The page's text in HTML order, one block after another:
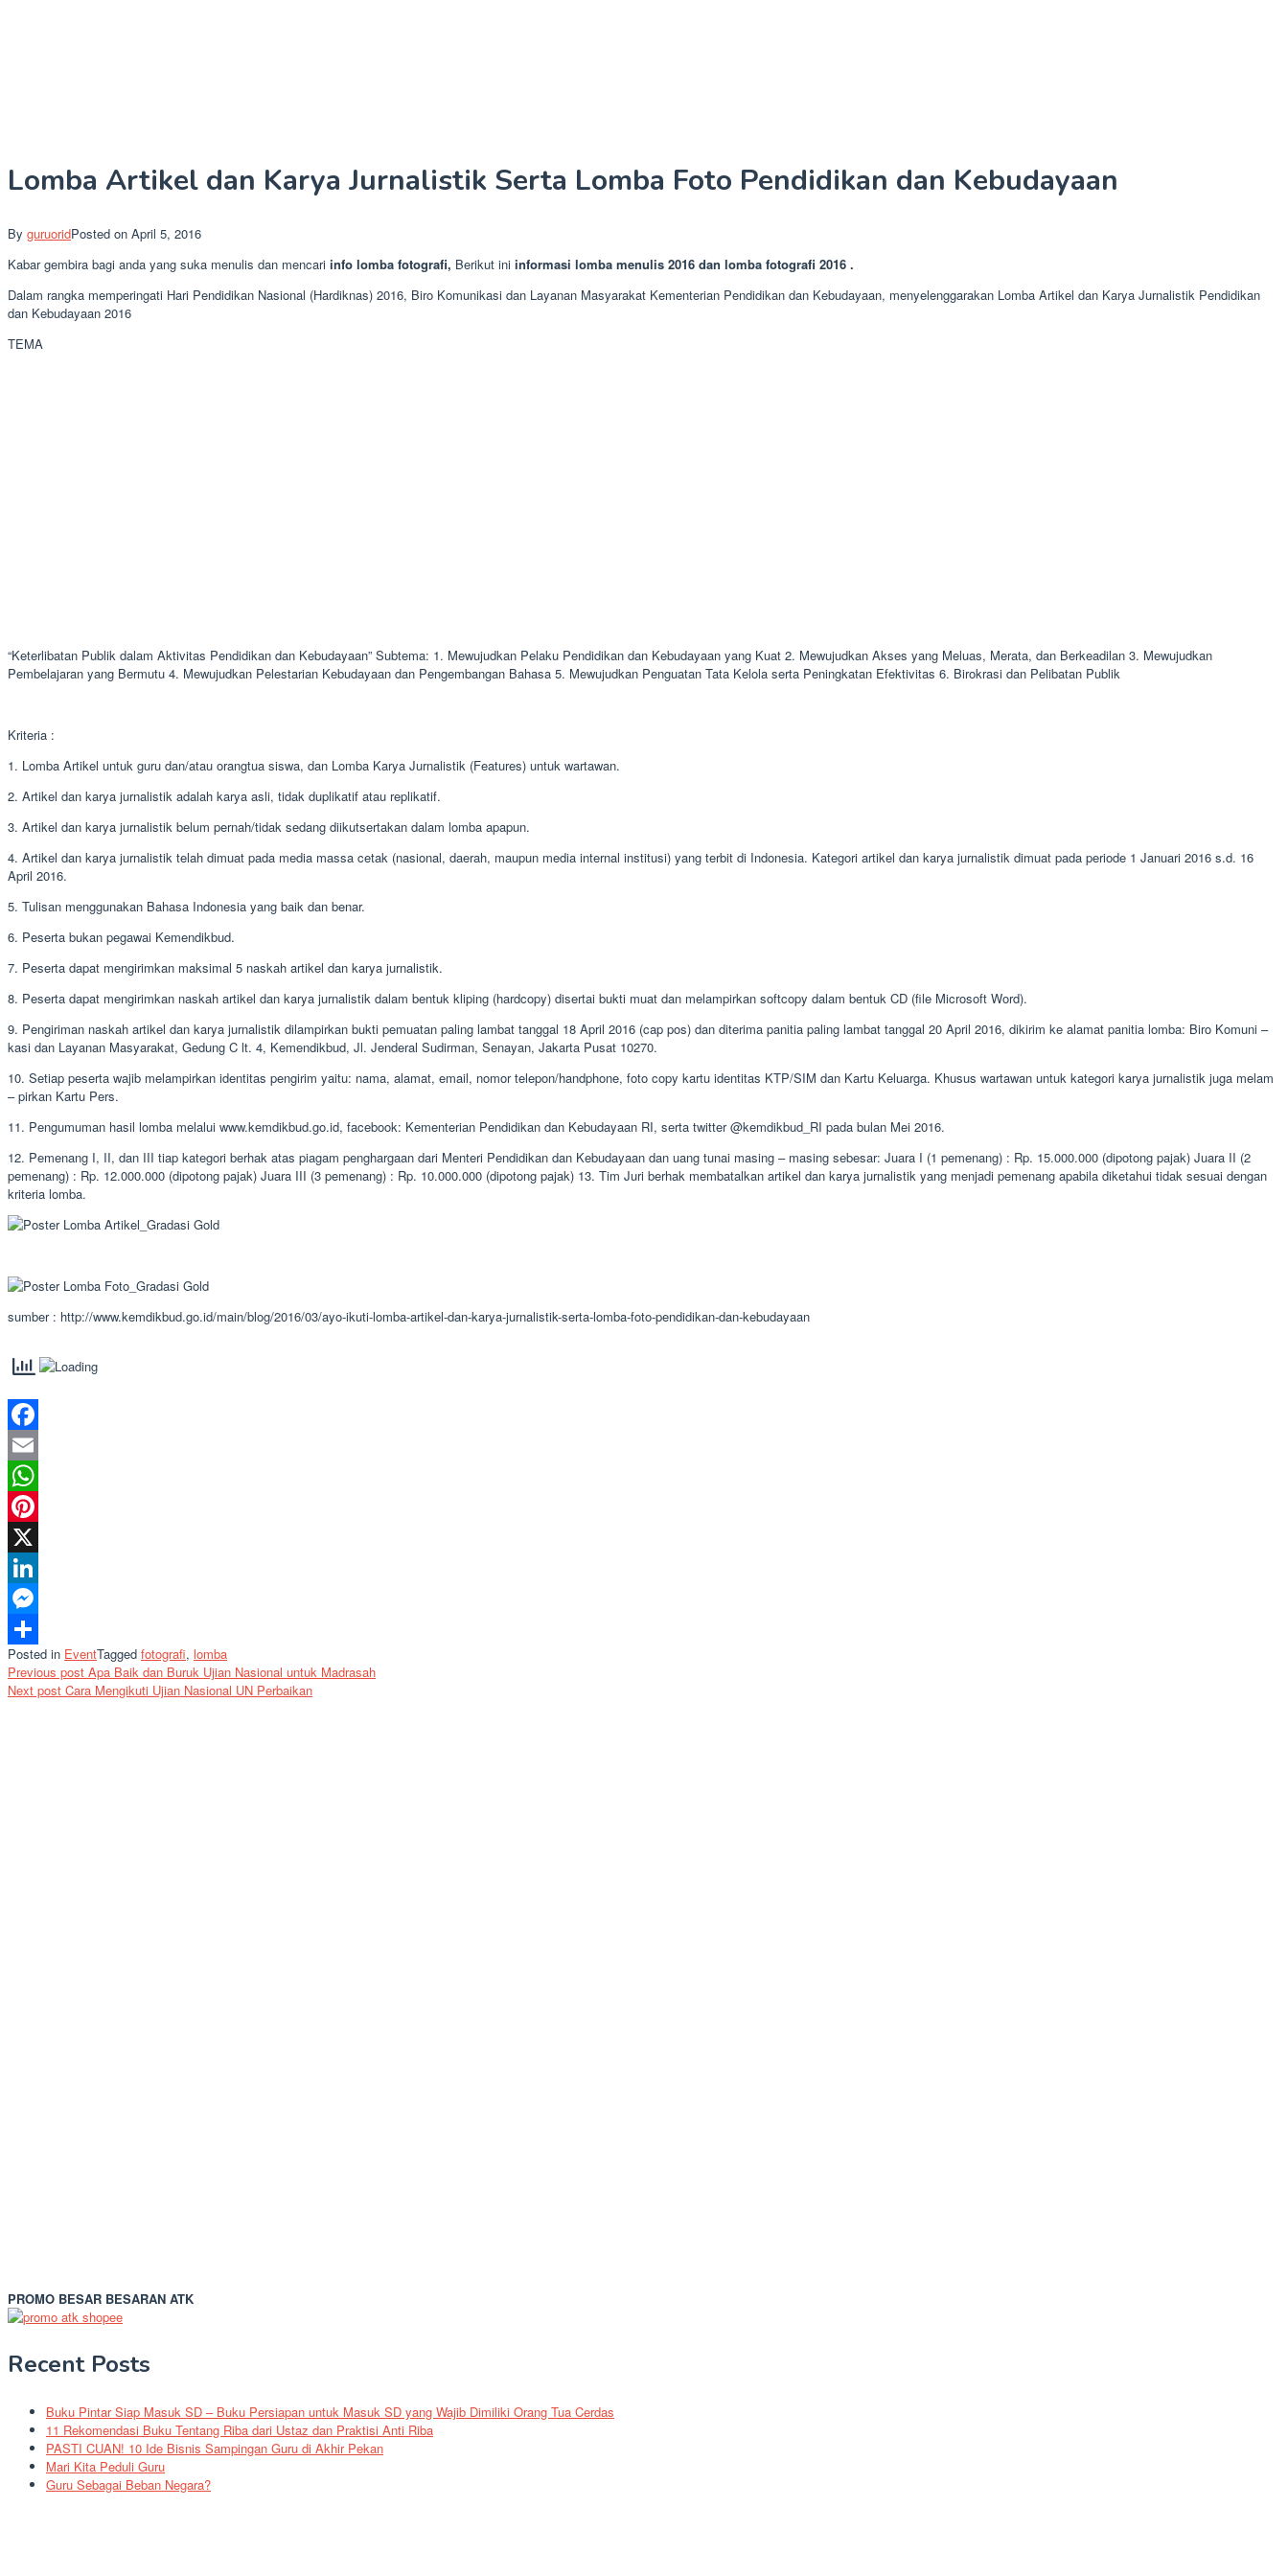
Lomba Artikel dan Karya Jurnalistik Serta Lomba Foto Pendidikan dan Kebudayaan
By guruoridPosted on April 5, 2016
Kabar gembira bagi anda yang suka menulis dan mencari info lomba fotografi, Berikut ini informasi lomba menulis 2016 dan lomba fotografi 2016 .
Dalam rangka memperingati Hari Pendidikan Nasional (Hardiknas) 2016, Biro Komunikasi dan Layanan Masyarakat Kementerian Pendidikan dan Kebudayaan, menyelenggarakan Lomba Artikel dan Karya Jurnalistik Pendidikan
dan Kebudayaan 2016
TEMA
“Keterlibatan Publik dalam Aktivitas Pendidikan dan Kebudayaan” Subtema: 1. Mewujudkan Pelaku Pendidikan dan Kebudayaan yang Kuat 2. Mewujudkan Akses yang Meluas, Merata, dan Berkeadilan 3. Mewujudkan
Pembelajaran yang Bermutu 4. Mewujudkan Pelestarian Kebudayaan dan Pengembangan Bahasa 5. Mewujudkan Penguatan Tata Kelola serta Peningkatan Efektivitas 6. Birokrasi dan Pelibatan Publik
Kriteria :
1. Lomba Artikel untuk guru dan/atau orangtua siswa, dan Lomba Karya Jurnalistik (Features) untuk wartawan.
2. Artikel dan karya jurnalistik adalah karya asli, tidak duplikatif atau replikatif.
3. Artikel dan karya jurnalistik belum pernah/tidak sedang diikutsertakan dalam lomba apapun.
4. Artikel dan karya jurnalistik telah dimuat pada media massa cetak (nasional, daerah, maupun media internal institusi) yang terbit di Indonesia. Kategori artikel dan karya jurnalistik dimuat pada periode 1 Januari 2016 s.d. 16
April 2016.
5. Tulisan menggunakan Bahasa Indonesia yang baik dan benar.
6. Peserta bukan pegawai Kemendikbud.
7. Peserta dapat mengirimkan maksimal 5 naskah artikel dan karya jurnalistik.
8. Peserta dapat mengirimkan naskah artikel dan karya jurnalistik dalam bentuk kliping (hardcopy) disertai bukti muat dan melampirkan softcopy dalam bentuk CD (file Microsoft Word).
9. Pengiriman naskah artikel dan karya jurnalistik dilampirkan bukti pemuatan paling lambat tanggal 18 April 2016 (cap pos) dan diterima panitia paling lambat tanggal 20 April 2016, dikirim ke alamat panitia lomba: Biro Komuni –
kasi dan Layanan Masyarakat, Gedung C lt. 4, Kemendikbud, Jl. Jenderal Sudirman, Senayan, Jakarta Pusat 10270.
10. Setiap peserta wajib melampirkan identitas pengirim yaitu: nama, alamat, email, nomor telepon/handphone, foto copy kartu identitas KTP/SIM dan Kartu Keluarga. Khusus wartawan untuk kategori karya jurnalistik juga melam
– pirkan Kartu Pers.
11. Pengumuman hasil lomba melalui www.kemdikbud.go.id, facebook: Kementerian Pendidikan dan Kebudayaan RI, serta twitter @kemdikbud_RI pada bulan Mei 2016.
12. Pemenang I, II, dan III tiap kategori berhak atas piagam penghargaan dari Menteri Pendidikan dan Kebudayaan dan uang tunai masing – masing sebesar: Juara I (1 pemenang) : Rp. 15.000.000 (dipotong pajak) Juara II (2
pemenang) : Rp. 12.000.000 (dipotong pajak) Juara III (3 pemenang) : Rp. 10.000.000 (dipotong pajak) 13. Tim Juri berhak membatalkan artikel dan karya jurnalistik yang menjadi pemenang apabila diketahui tidak sesuai dengan
kriteria lomba.
sumber : http://www.kemdikbud.go.id/main/blog/2016/03/ayo-ikuti-lomba-artikel-dan-karya-jurnalistik-serta-lomba-foto-pendidikan-dan-kebudayaan
Facebook
Email
WhatsApp
Pinterest
X
LinkedIn
Messenger
Share
Posted in EventTagged fotografi, lomba
Post
Previous post Apa Baik dan Buruk Ujian Nasional untuk Madrasah
Next post Cara Mengikuti Ujian Nasional UN Perbaikan
PROMO BESAR BESARAN ATK
Recent Posts
Buku Pintar Siap Masuk SD – Buku Persiapan untuk Masuk SD yang Wajib Dimiliki Orang Tua Cerdas
11 Rekomendasi Buku Tentang Riba dari Ustaz dan Praktisi Anti Riba
PASTI CUAN! 10 Ide Bisnis Sampingan Guru di Akhir Pekan
Mari Kita Peduli Guru
Guru Sebagai Beban Negara?